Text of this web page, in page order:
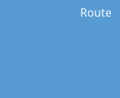
Route